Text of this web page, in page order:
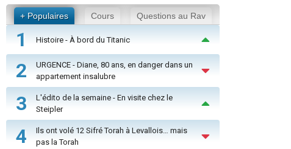
+ Populaires Cours Questions au Rav
1 Histoire - À bord du Titanic
2
URGENCE - Diane, 80 ans, en danger dans un
appartement insalubre
3
L'édito de la semaine - En visite chez le
Steipler
4
Ils ont volé 12 Sifré Torah à Levallois… mais
pas la Torah